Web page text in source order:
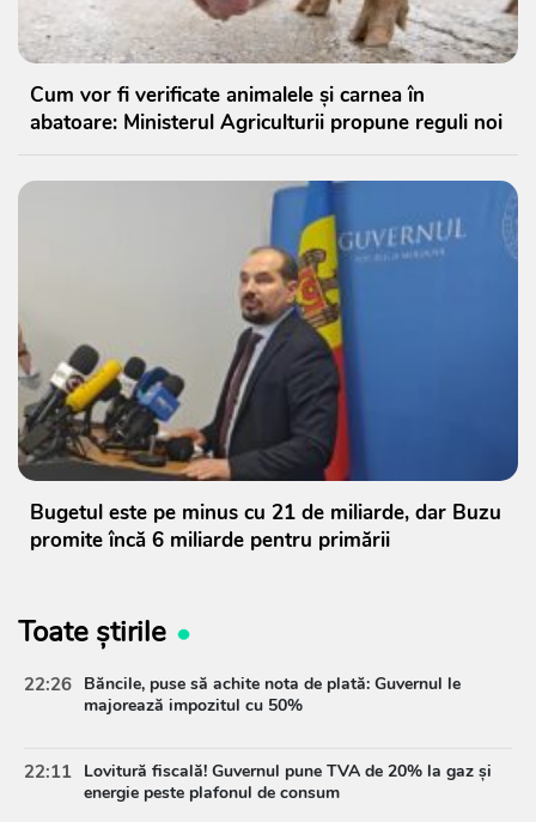
Cum vor fi verificate animalele și carnea în
abatoare: Ministerul Agriculturii propune reguli noi
Bugetul este pe minus cu 21 de miliarde, dar Buzu
promite încă 6 miliarde pentru primării
Toate știrile
22:26 Băncile, puse să achite nota de plată: Guvernul le
majorează impozitul cu 50%
22:11 Lovitură fiscală! Guvernul pune TVA de 20% la gaz și
energie peste plafonul de consum